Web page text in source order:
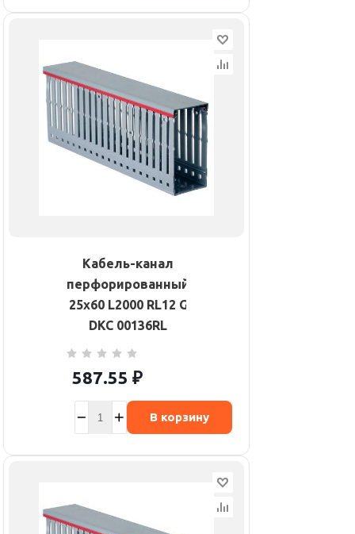
Кабель-канал
перфорированный
25х60 L2000 RL12 G
DKC 00136RL
587.55 ₽
В корзину